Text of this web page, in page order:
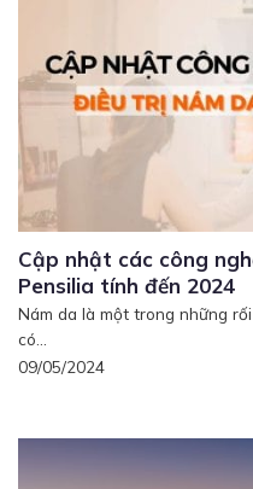
Cập nhật các công
Pensilia tính đến 2024
Nám da là một trong những
có...
09/05/2024